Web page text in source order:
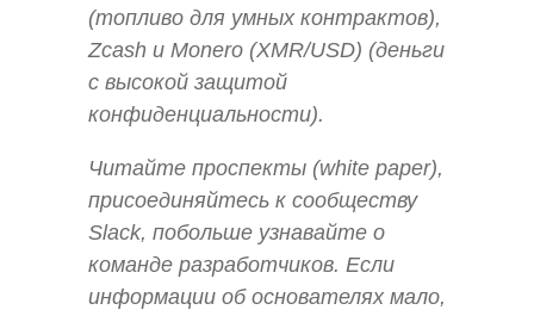
(топливо для умных контрактов),
Zcash и Monero (XMR/USD) (деньги
с высокой защитой
конфиденциальности).
Читайте проспекты (white paper),
присоединяйтесь к сообществу
Slack, побольше узнавайте о
команде разработчиков. Если
информации об основателях мало,